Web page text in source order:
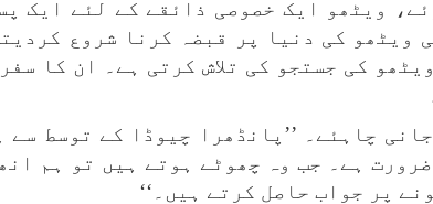
ویٹھو ایک خصوصی ذائقے کے لئے ایک
ویٹھو کی دنیا پر قبضہ کرنا شروع
کی جستجو کی تلاش کرتی ہے۔ ان کا
چاہئے۔ ’’پانڈھرا چیوڈا کے توسط سے
ہے۔ جب وہ چھوٹے ہوتے ہیں تو ہم
پر جواب حاصل کرتے ہیں۔‘‘